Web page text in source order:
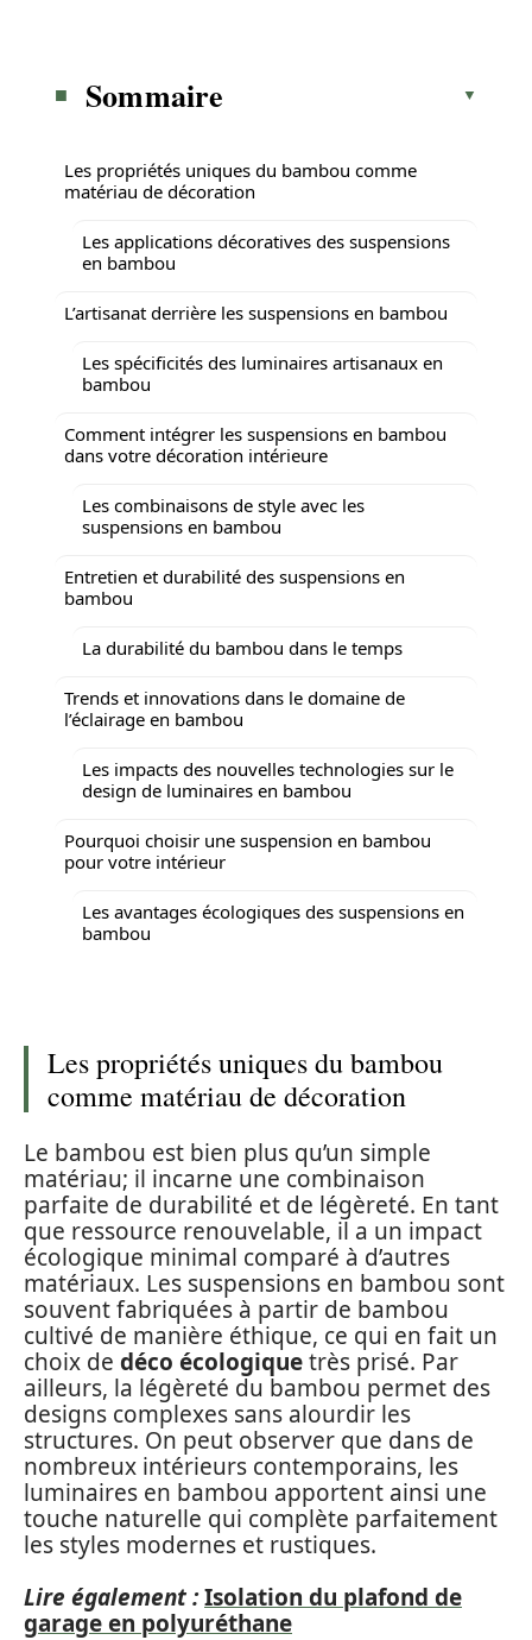
Sommaire
Les propriétés uniques du bambou comme
matériau de décoration
Les applications décoratives des suspensions
en bambou
L’artisanat derrière les suspensions en bambou
Les spécificités des luminaires artisanaux en
bambou
Comment intégrer les suspensions en bambou
dans votre décoration intérieure
Les combinaisons de style avec les
suspensions en bambou
Entretien et durabilité des suspensions en
bambou
La durabilité du bambou dans le temps
Trends et innovations dans le domaine de
l’éclairage en bambou
Les impacts des nouvelles technologies sur le
design de luminaires en bambou
Pourquoi choisir une suspension en bambou
pour votre intérieur
Les avantages écologiques des suspensions en
bambou
Les propriétés uniques du bambou
comme matériau de décoration
Le bambou est bien plus qu’un simple
matériau; il incarne une combinaison
parfaite de durabilité et de légèreté. En tant
que ressource renouvelable, il a un impact
écologique minimal comparé à d’autres
matériaux. Les suspensions en bambou sont
souvent fabriquées à partir de bambou
cultivé de manière éthique, ce qui en fait un
choix de déco écologiquetrès prisé. Par
ailleurs, la légèreté du bambou permet des
designs complexes sans alourdir les
structures. On peut observer que dans de
nombreux intérieurs contemporains, les
luminaires en bambou apportent ainsi une
touche naturelle qui complète parfaitement
les styles modernes et rustiques.
Lire également :Isolation du plafond de
garage en polyuréthane